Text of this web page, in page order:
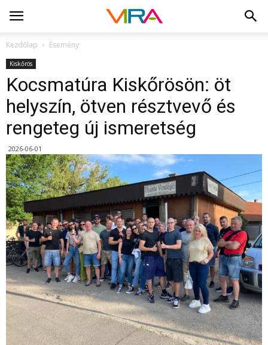
Kezdőlap Esemény
Kiskőrös
Kocsmatúra Kiskőrösön: öt
helyszín, ötven résztvevő és
rengeteg új ismeretség
2026-06-01